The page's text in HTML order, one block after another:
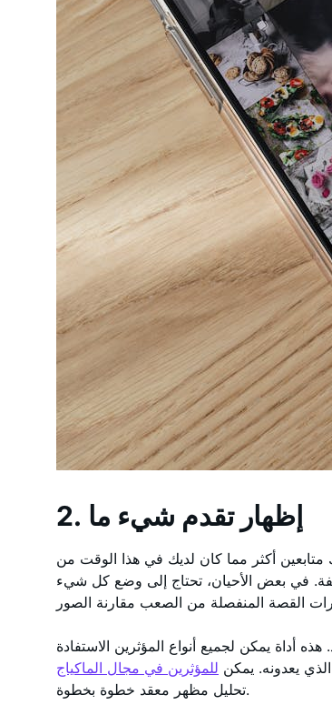
2. إظهار تقدم شيء ما
متابعين أكثر مما كان لديك في هذا الوقت من
في بعض الأحيان، تحتاج إلى وضع كل شيء
أداة يمكن لجميع أنواع المؤثرين الاستفادة
يعدونه. يمكن للمؤثرين في مجال الماكياج
تحليل مظهر معقد خطوة بخطوة.